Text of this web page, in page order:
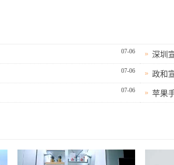
07-06 深圳
07-06 政和
07-06 苹果